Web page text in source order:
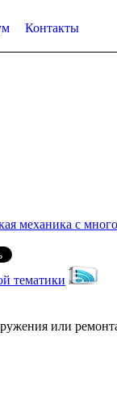
Контакты
механика с
тематики
или